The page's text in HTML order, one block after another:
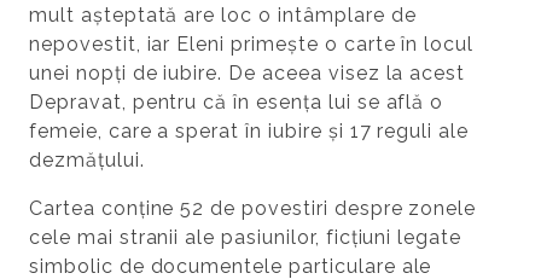
mult așteptată are loc o intâmplare de
nepovestit, iar Eleni primește o carte în locul
unei nopți de iubire. De aceea visez la acest
Depravat, pentru că în esența lui se află o
femeie, care a sperat în iubire și 17 reguli ale
dezmățului.
Cartea conține 52 de povestiri despre zonele
cele mai stranii ale pasiunilor, ficțiuni legate
simbolic de documentele particulare ale